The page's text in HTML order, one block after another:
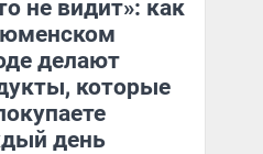
не видит»: как
делают
которые
день